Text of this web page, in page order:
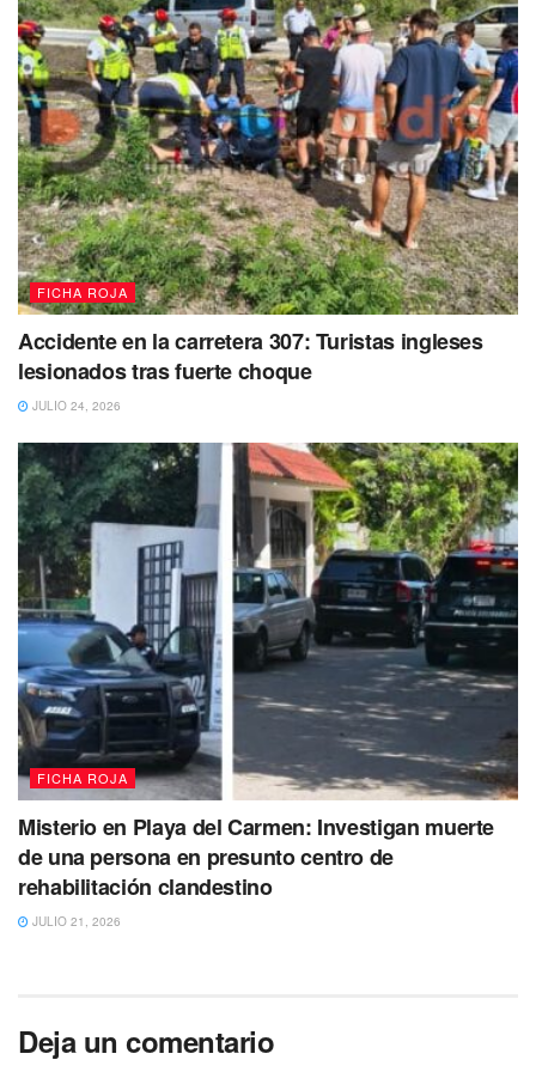
FICHA ROJA
Accidente en la carretera 307: Turistas ingleses
lesionados tras fuerte choque
JULIO 24, 2026
FICHA ROJA
Misterio en Playa del Carmen: Investigan muerte
de una persona en presunto centro de
rehabilitación clandestino
JULIO 21, 2026
Deja un comentario